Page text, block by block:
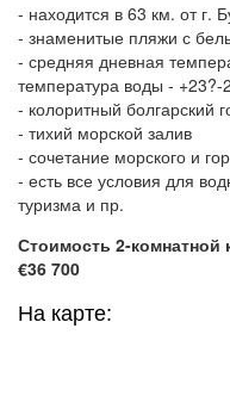
- находится в 63 км. от г.
- знаменитые пляжи с
- средняя дневная
температура воды - +23?-
- колоритный болгарский
- тихий морской залив
- сочетание морского и
- есть все условия для
туризма и пр.
Стоимость 2-
€36 700
На карте: